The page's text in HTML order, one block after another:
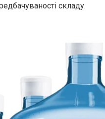
складу.